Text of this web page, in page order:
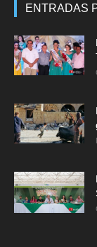
ENTRADAS